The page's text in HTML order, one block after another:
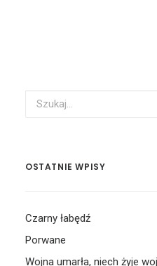
OSTATNIE WPISY
Czarny łabędź
Porwane
Wojna umarła, niech żyje